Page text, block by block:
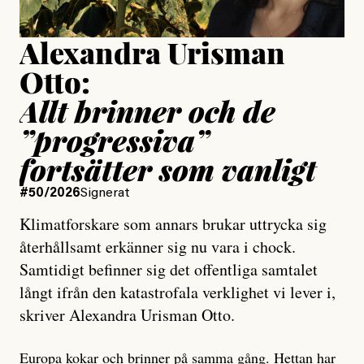
Alexandra Urisman
Otto:
Allt brinner och de
”progressiva”
fortsätter som vanligt
#50/2026Signerat
Klimatforskare som annars brukar uttrycka sig
återhållsamt erkänner sig nu vara i chock.
Samtidigt befinner sig det offentliga samtalet
långt ifrån den katastrofala verklighet vi lever i,
skriver Alexandra Urisman Otto.
Europa kokar och brinner på samma gång. Hettan har